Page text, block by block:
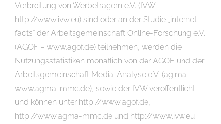
Verbreitung von Werbeträgern e.V. (IVW –
http://www.ivw.eu) sind oder an der Studie „internet
facts“ der Arbeitsgemeinschaft Online-Forschung e.V.
(AGOF – www.agof.de) teilnehmen, werden die
Nutzungsstatistiken monatlich von der AGOF und der
Arbeitsgemeinschaft Media-Analyse e.V. (ag.ma –
www.agma-mmc.de), sowie der IVW veröffentlicht
und können unter http://www.agof.de,
http://www.agma-mmc.de und http://www.ivw.eu